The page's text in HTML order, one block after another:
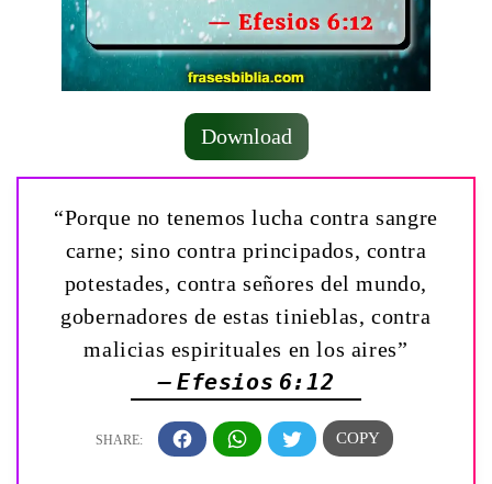
Download
“Porque no tenemos lucha contra sangre
carne; sino contra principados, contra
potestades, contra señores del mundo,
gobernadores de estas tinieblas, contra
malicias espirituales en los aires”
— Efesios 6:12